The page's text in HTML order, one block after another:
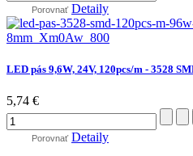
Porovnať Detaily
LED pás 9,6W, 24V, 120pcs/m - 3528
5,74 €
Porovnať Detaily